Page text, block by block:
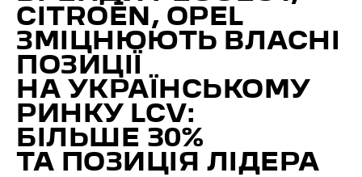
CITROËN, OPEL
ЗМІЦНЮЮТЬ ВЛАСНІ
ПОЗИЦІЇ
НА УКРАЇНСЬКОМУ
РИНКУ LCV:
БІЛЬШЕ 30%
ТА ПОЗИЦІЯ ЛІДЕРА